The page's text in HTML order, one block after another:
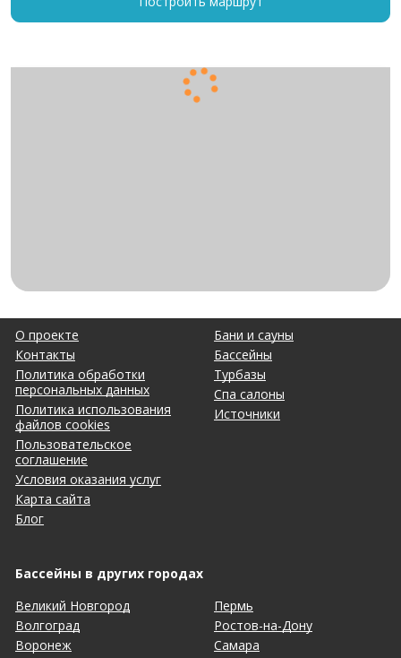
О проекте
Контакты
Политика обработки
персональных данных
Политика использования
файлов cookies
Пользовательское
соглашение
Условия оказания услуг
Карта сайта
Блог
Бани и сауны
Бассейны
Турбазы
Спа салоны
Источники
Бассейны в других городах
Великий Новгород
Волгоград
Воронеж
Пермь
Ростов-на-Дону
Самара